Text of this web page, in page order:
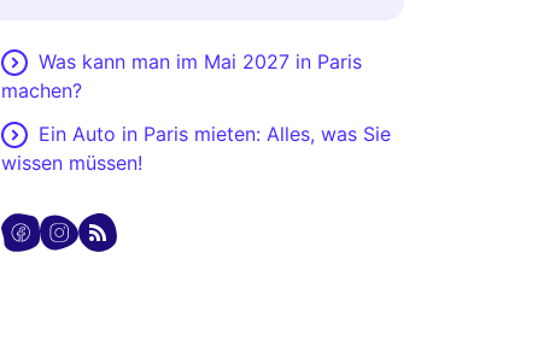
Was kann man im Mai 2027 in Paris
machen?
Ein Auto in Paris mieten: Alles, was Sie
wissen müssen!